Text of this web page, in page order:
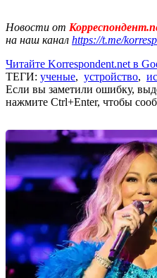
Новости от
на наш канал https://t.me/
Читайте Korrespondent.net в
ТЕГИ: ученые, устройство,
Если вы заметили ошибку,
нажмите Ctrl+Enter, чтобы